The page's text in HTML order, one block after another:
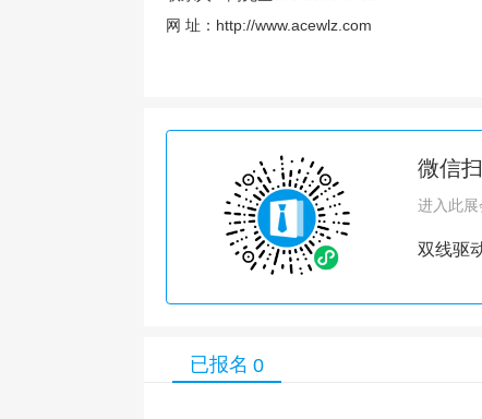
网 址：http://www.acewlz.com
微信
进入此
双线驱
已报名 0